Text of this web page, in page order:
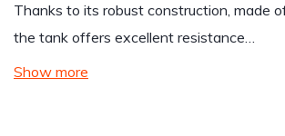
Thanks to its robust construction, made
the tank offers excellent resistance…
Show more